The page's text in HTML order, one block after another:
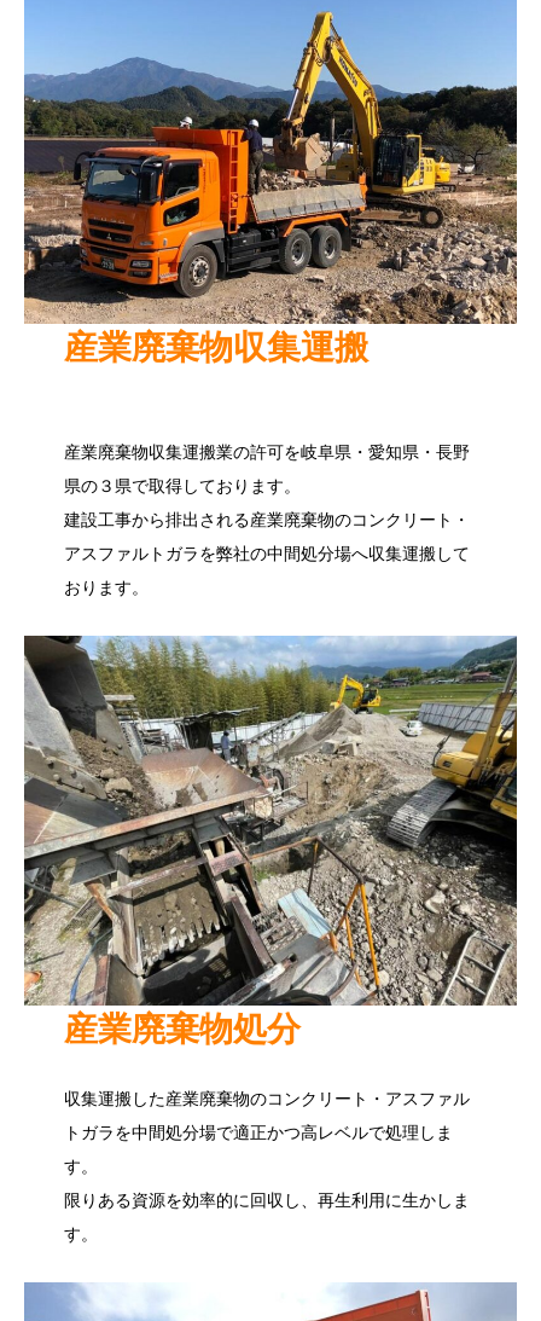
産業廃棄物収集運搬
産業廃棄物収集運搬業の許可を岐阜県・愛知県・長野
県の３県で取得しております。
建設工事から排出される産業廃棄物のコンクリート・
アスファルトガラを弊社の中間処分場へ収集運搬して
おります。
産業廃棄物処分
収集運搬した産業廃棄物のコンクリート・アスファル
トガラを中間処分場で適正かつ高レベルで処理しま
す。
限りある資源を効率的に回収し、再生利用に生かしま
す。